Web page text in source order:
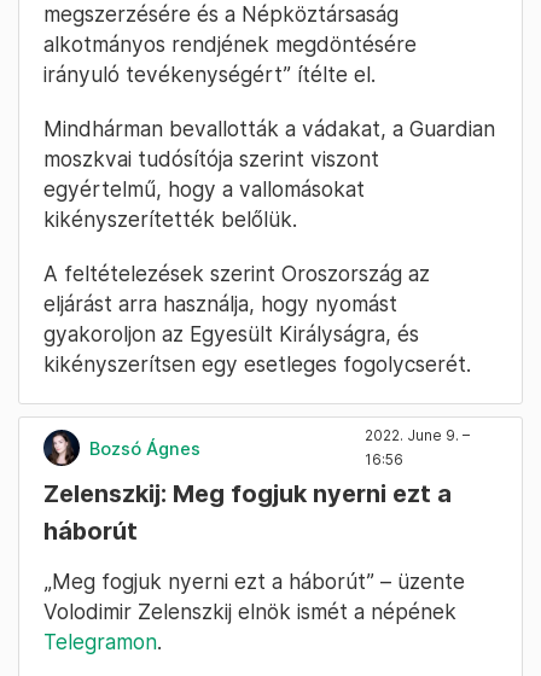
megszerzésére és a Népköztársaság
alkotmányos rendjének megdöntésére
irányuló tevékenységért” ítélte el.
Mindhárman bevallották a vádakat, a Guardian
moszkvai tudósítója szerint viszont
egyértelmű, hogy a vallomásokat
kikényszerítették belőlük.
A feltételezések szerint Oroszország az
eljárást arra használja, hogy nyomást
gyakoroljon az Egyesült Királyságra, és
kikényszerítsen egy esetleges fogolycserét.
Bozsó Ágnes
2022. June 9. –
16:56
Zelenszkij: Meg fogjuk nyerni ezt a
háborút
„Meg fogjuk nyerni ezt a háborút” – üzente
Volodimir Zelenszkij elnök ismét a népének
Telegramon.